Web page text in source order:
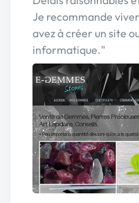
Je recommande
avez à créer un site
informatique."